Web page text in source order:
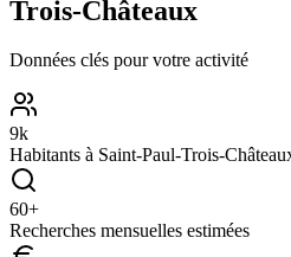
Trois-Châteaux
Données clés pour votre activité
9k
Habitants à Saint-Paul-Trois-
60+
Recherches mensuelles estimées